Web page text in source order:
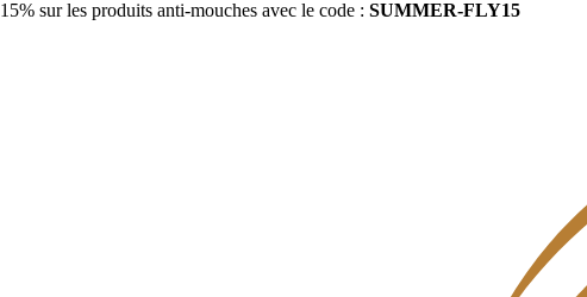
15% sur les produits anti-mouches avec le code : SUMMER-FLY15